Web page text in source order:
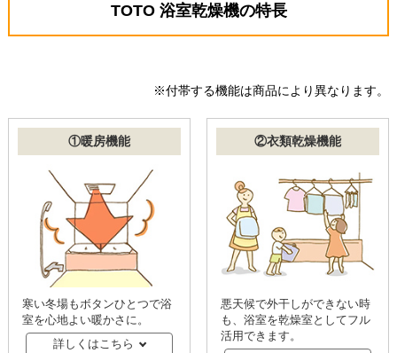
TOTO 浴室乾燥機の特長
※付帯する機能は商品により異なります。
①暖房機能
寒い冬場もボタンひとつで浴
室を心地よい暖かさに。
詳しくはこちら
②衣類乾燥機能
悪天候で外干しができない時
も、浴室を乾燥室としてフル
活用できます。